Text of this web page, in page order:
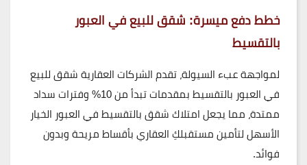
خطط دفع ميسرة: شقق للبيع في العبور
بالتقسيط
لمواجهة عبء السيولة، تقدم الشركات العقاريةشقق للبيع
في العبور بالتقسيط
بمقدمات تبدأ من 10% وفترات سداد
ممتدة، مما يجعل امتلاكشقق بالتقسيط في العبور الخيار
الأسهل لتأمين مستقبلكِ العقاري بأقساط مريحة وبدون
فوائد.